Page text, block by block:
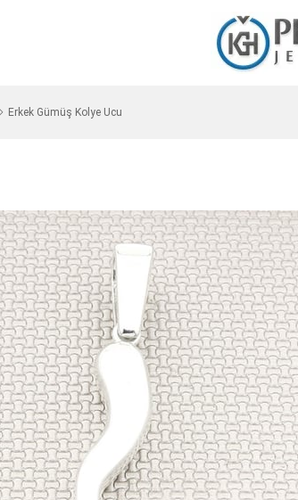
Erkek Gümüş Kolye Ucu